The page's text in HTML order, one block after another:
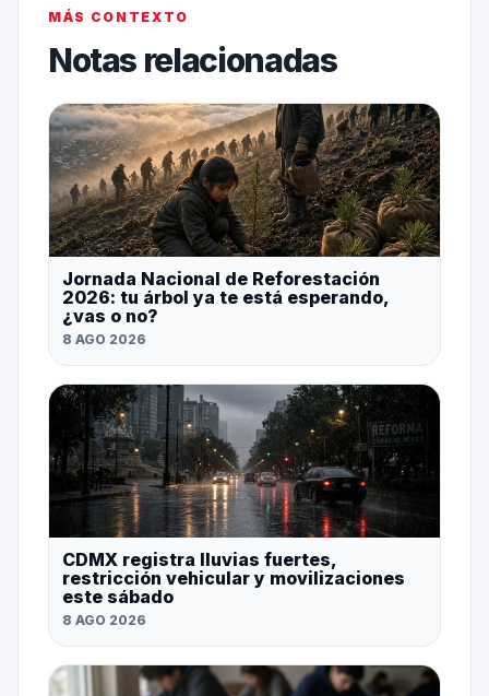
MÁS CONTEXTO
Notas relacionadas
Jornada Nacional de Reforestación
2026: tu árbol ya te está esperando,
¿vas o no?
8 AGO 2026
CDMX registra lluvias fuertes,
restricción vehicular y movilizaciones
este sábado
8 AGO 2026